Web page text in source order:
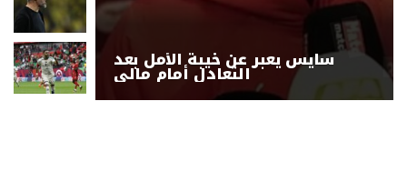
سايس يعبر عن خيبة الأمل بعد
التعادل أمام مالي